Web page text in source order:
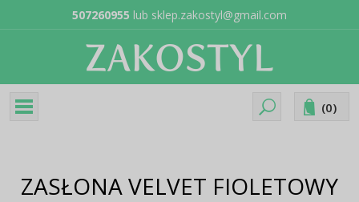
507260955 lub sklep.zakostyl@gmail.com
(0)
ZASŁONA VELVET FIOLETOWY